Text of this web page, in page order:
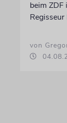
beim ZDF
von